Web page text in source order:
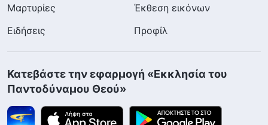
Μαρτυρίες
Έκθεση εικόνων
Ειδήσεις
Προφίλ
Κατεβάστε την εφαρμογή «Εκκλησία του
Παντοδύναμου Θεού»